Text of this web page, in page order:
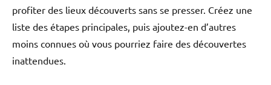
profiter des lieux découverts sans se presser. Créez une
liste des étapes principales, puis ajoutez-en d’autres
moins connues où vous pourriez faire des découvertes
inattendues.